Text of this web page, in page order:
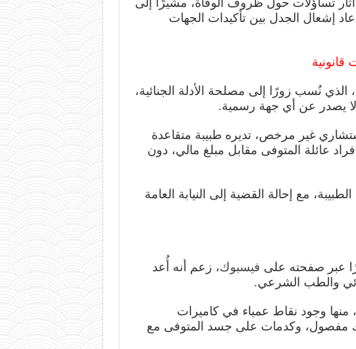
تساؤلات حول ظروف الوفاة، مشيرًا إلى
إشعال الجدل بين تأكيدات الجهات
قانونية
الذي نُسب زورًا إلى مصلحة الأدلة الجنائية،
يصدر عن أي جهة رسمية.
غير مرخص، تديره طبيبة متقاعدة
عائلة المتوفى مقابل مبلغ مالي، دون
مع إحالة القضية إلى النيابة العامة
عبر صفحته على فيسبوك، زعم أنه أُعد
والطب الشرعي.
منها وجود نقاط عمياء في كاميرات
مفصول، وكدمات على جسد المتوفى مع